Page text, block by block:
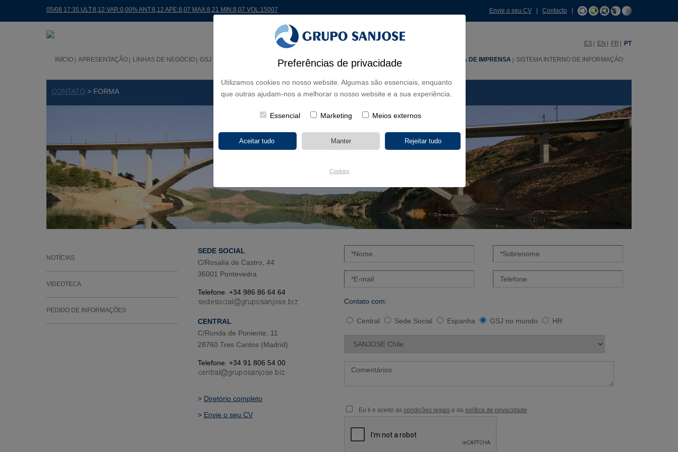
Preferências de privacidade
Utilizamos cookies no nosso website. Algumas são essenciais, enquanto
que outras ajudam-nos a melhorar o nosso website e a sua experiência.
Essencial Marketing Meios externos
Cookies
05/08 17:35 ULT:8,12 VAR:0,00% ANT:8,12 APE:8,07 MAX:8,21 MIN:8,07 VOL:15007 Envie o seu CV Contacto
ES EN FR PT
INÍCIO APRESENTAÇÃO LINHAS DE NEGÓCIO GSJ NO MUNDO PROJETOS ACIONISTAS E INVESTIDORES INOVAÇÃO SALA DE IMPRENSA SISTEMA INTERNO DE INFORMAÇÃO
CONTATO > FORMA
NOTÍCIAS
VIDEOTECA
PEDIDO DE INFORMAÇÕES
Contato com:
Central Sede Social Espanha GSJ no mundo HR
Eu li e aceito as condições legais e da política de privacidade
SEDE SOCIAL
C/Rosalía de Castro, 44
36001 Pontevedra
Telefone. +34 986 86 64 64
CENTRAL
C/Ronda de Poniente, 11
28760 Tres Cantos (Madrid)
Telefone. +34 91 806 54 00
> Diretório completo
> Envie o seu CV